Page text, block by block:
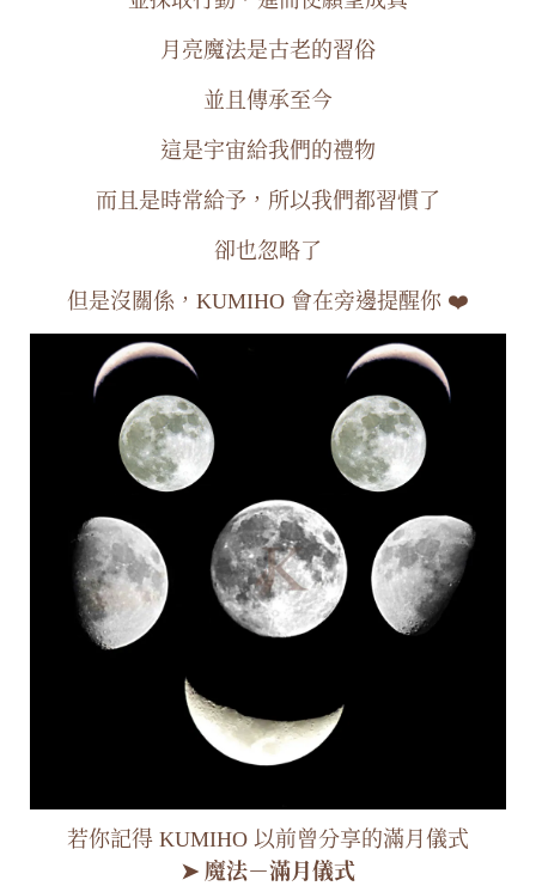
月亮魔法是古老的習俗
並且傳承至今
這是宇宙給我們的禮物
而且是時常給予，所以我們都習慣了
卻也忽略了
但是沒關係，KUMIHO 會在旁邊提醒你 ❤️
若你記得 KUMIHO 以前曾分享的滿月儀式
➤ 魔法－滿月儀式